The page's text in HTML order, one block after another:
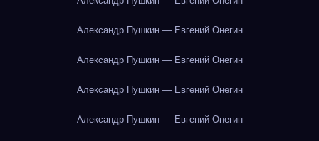
Александр Пушкин — Евгений Онегин
Александр Пушкин — Евгений Онегин
Александр Пушкин — Евгений Онегин
Александр Пушкин — Евгений Онегин